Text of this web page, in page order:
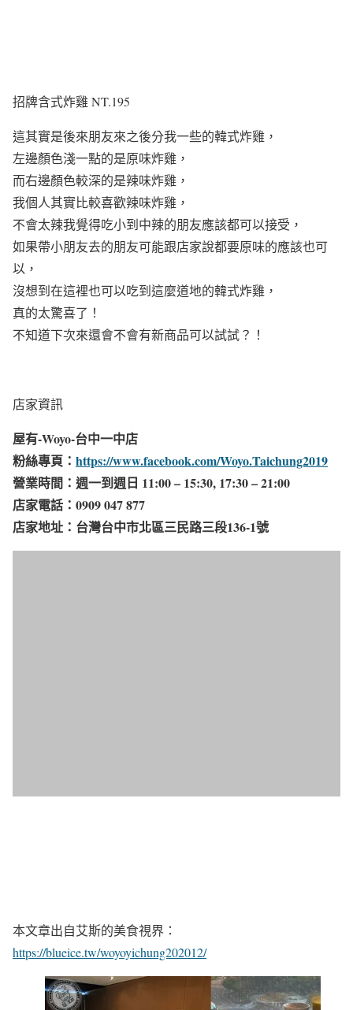
招牌含式炸雞 NT.195
這其實是後來朋友來之後分我一些的韓式炸雞，
左邊顏色淺一點的是原味炸雞，
而右邊顏色較深的是辣味炸雞，
我個人其實比較喜歡辣味炸雞，
不會太辣我覺得吃小到中辣的朋友應該都可以接受，
如果帶小朋友去的朋友可能跟店家說都要原味的應該也可
以，
沒想到在這裡也可以吃到這麼道地的韓式炸雞，
真的太驚喜了！
不知道下次來還會不會有新商品可以試試？！
店家資訊
屋有-Woyo-台中一中店
粉絲專頁： https://www.facebook.com/Woyo.Taichung2019
營業時間：週一到週日 11:00 – 15:30, 17:30 – 21:00
店家電話：0909 047 877
店家地址：台灣台中市北區三民路三段136-1號
本文章出自艾斯的美食視界：
https://blueice.tw/woyoyichung202012/